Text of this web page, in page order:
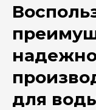
для